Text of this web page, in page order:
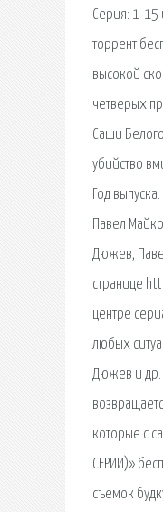
Серия: 1-15
торрент
высокой
четверых
Саши
убийство
Год
Павел
Дюжев,
странице
центре
любых
Дюжев и др.
которые с
СЕРИИ)»
съемок